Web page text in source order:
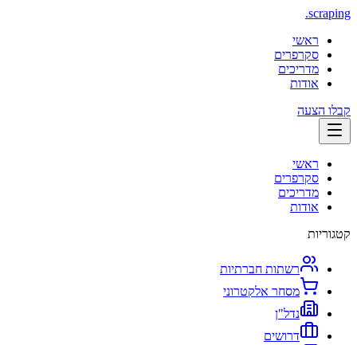
scraping
.
ראשי
סקרפרים
מדריכים
אודות
קבלו הצעה
ראשי
סקרפרים
מדריכים
אודות
קטגוריות
רשתות חברתיות
מסחר אלקטרוני
נדל"ן
דרושים